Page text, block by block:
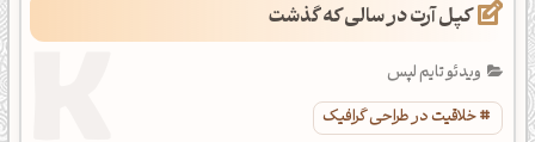
کپل آرت در سالی که گذشت
ویدئو تایم لپس
خلاقیت در طراحی گرافیک